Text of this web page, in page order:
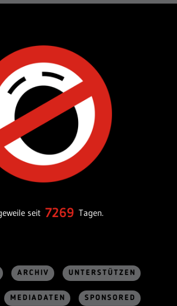
seit 7269 Tagen.
ARCHIV UNTERSTÜTZEN
MEDIADATEN SPONSORED